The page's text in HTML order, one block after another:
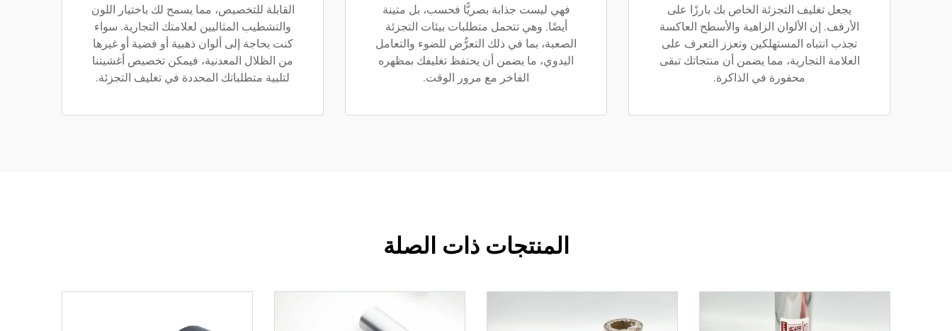
يجعل تغليف التجزئة الخاص بك بارزًا على
الأرفف. إن الألوان الزاهية والأسطح العاكسة
تجذب انتباه المستهلكين وتعزز التعرف على
العلامة التجارية، مما يضمن أن منتجاتك تبقى
محفورة في الذاكرة.
فهي ليست جذابة بصريًّا فحسب، بل متينة
أيضًا. وهي تتحمل متطلبات بيئات التجزئة
الصعبة، بما في ذلك التعرُّض للضوء والتعامل
اليدوي، ما يضمن أن يحتفظ تغليفك بمظهره
الفاخر مع مرور الوقت.
القابلة للتخصيص، مما يسمح لك باختيار اللون
والتشطيب المثاليين لعلامتك التجارية. سواء
كنت بحاجة إلى ألوان ذهبية أو فضية أو غيرها
من الظلال المعدنية، فيمكن تخصيص أغشيتنا
لتلبية متطلباتك المحددة في تغليف التجزئة.
المنتجات ذات الصلة